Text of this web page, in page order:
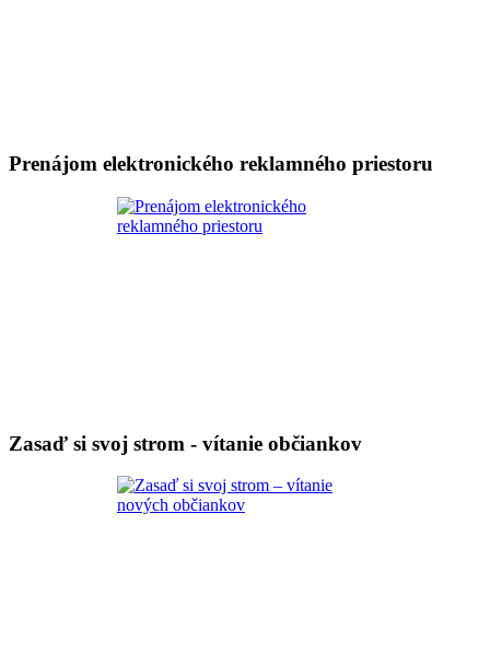
Prenájom elektronického reklamného priestoru
Zasaď si svoj strom - vítanie občiankov